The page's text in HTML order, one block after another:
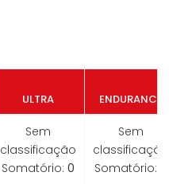
ULTRA ENDURANCE
Sem
classificação
Somatório: 0
Sem
classificação
Somatório: